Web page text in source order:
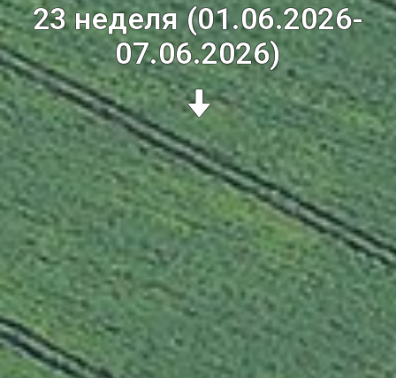
23 неделя (01.06.2026-
07.06.2026)